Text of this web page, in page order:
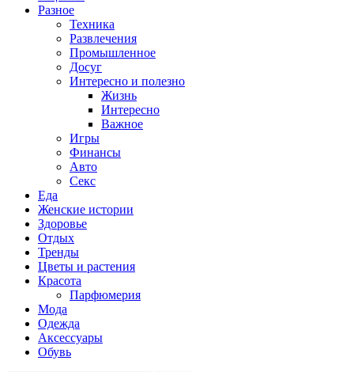
Разное
Техника
Развлечения
Промышленное
Досуг
Интересно и полезно
Жизнь
Интересно
Важное
Игры
Финансы
Авто
Секс
Еда
Женские истории
Здоровье
Отдых
Тренды
Цветы и растения
Красота
Парфюмерия
Мода
Одежда
Аксессуары
Обувь